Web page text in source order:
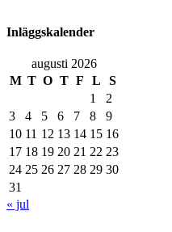
Inläggskalender
augusti 2026
M T O T F L
S
1
2
3
4 5 6 7 8
9
10 11 12 13 14 15 16
17 18 19 20 21 22 23
24 25 26 27 28 29 30
31
« jul